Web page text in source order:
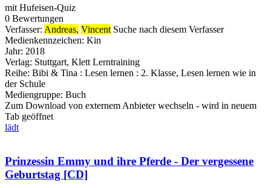
mit Hufeisen-Quiz
0 Bewertungen
Verfasser: Andreas, Vincent Suche nach diesem Verfasser
Medienkennzeichen: Kin
Jahr: 2018
Verlag: Stuttgart, Klett Lerntraining
Reihe: Bibi & Tina : Lesen lernen : 2. Klasse, Lesen lernen wie in
der Schule
Mediengruppe: Buch
Zum Download von externem Anbieter wechseln - wird in neuem
Tab geöffnet
lädt
Prinzessin Emmy und ihre Pferde - Der vergessene
Geburtstag [CD]